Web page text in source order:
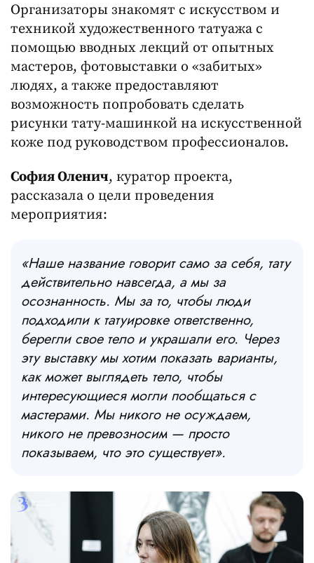
Организаторы знакомят с искусством и
техникой художественного татуажа с
помощью вводных лекций от опытных
мастеров, фотовыставки о «забитых»
людях, а также предоставляют
возможность попробовать сделать
рисунки тату-машинкой на искусственной
коже под руководством профессионалов.
София Оленич, куратор проекта,
рассказала о цели проведения
мероприятия:
«Наше название говорит само за себя, тату
действительно навсегда, а мы за
осознанность. Мы за то, чтобы люди
подходили к татуировке ответственно,
берегли свое тело и украшали его. Через
эту выставку мы хотим показать варианты,
как может выглядеть тело, чтобы
интересующиеся могли пообщаться с
мастерами. Мы никого не осуждаем,
никого не превозносим — просто
показываем, что это существует».